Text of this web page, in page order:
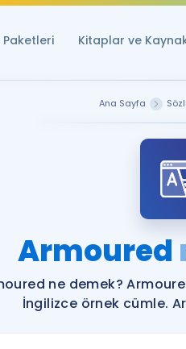
Paketleri Kitaplar ve
Ana Sayfa
Armoured
ne demek?
İngilizce örnek cümle.